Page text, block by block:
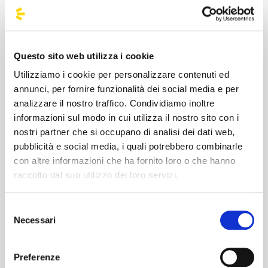
Questo sito web utilizza i cookie
Utilizziamo i cookie per personalizzare contenuti ed
annunci, per fornire funzionalità dei social media e per
analizzare il nostro traffico. Condividiamo inoltre
informazioni sul modo in cui utilizza il nostro sito con i
nostri partner che si occupano di analisi dei dati web,
pubblicità e social media, i quali potrebbero combinarle
con altre informazioni che ha fornito loro o che hanno
raccolto dal suo utilizzo dei loro servizi.
delNecessari
Preferenze
Niccolò Moriconi, in arte Ultimo, nasce a Roma il
27/01/96. Debutta nel 2017 con l'album Pianeti. Nel
2018 vince Sanremo Giovani con Il ballo delle
incertezze ed esce il secondo album Peter Pan.
ascoltato in Italia su Spotify e Apple Music. Nel 2021
etichetta Ultimo Records. Dopo aver collaborato